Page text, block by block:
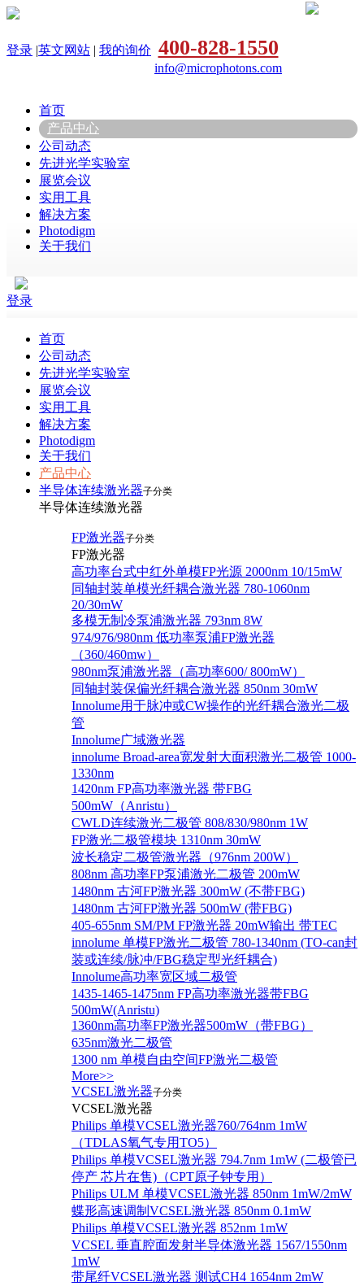
登录 |英文网站 | 我的询价 400-828-1550
info@microphotons.com
首页
产品中心
公司动态
先进光学实验室
展览会议
实用工具
解决方案
Photodigm
关于我们
登录
首页
公司动态
先进光学实验室
展览会议
实用工具
解决方案
Photodigm
关于我们
产品中心
半导体连续激光器子分类
半导体连续激光器
FP激光器子分类
FP激光器
高功率台式中红外单模FP光源 2000nm 10/15mW
同轴封装单模光纤耦合激光器 780-1060nm
20/30mW
多模无制冷泵浦激光器 793nm 8W
974/976/980nm 低功率泵浦FP激光器
（360/460mw）
980nm泵浦激光器（高功率600/ 800mW）
同轴封装保偏光纤耦合激光器 850nm 30mW
Innolume用于脉冲或CW操作的光纤耦合激光二极
管
Innolume广域激光器
innolume Broad-area宽发射大面积激光二极管 1000-
1330nm
1420nm FP高功率激光器 带FBG
500mW（Anristu）
CWLD连续激光二极管 808/830/980nm 1W
FP激光二极管模块 1310nm 30mW
波长稳定二极管激光器（976nm 200W）
808nm 高功率FP泵浦激光二极管 200mW
1480nm 古河FP激光器 300mW (不带FBG)
1480nm 古河FP激光器 500mW (带FBG)
405-655nm SM/PM FP激光器 20mW输出 带TEC
innolume 单模FP激光二极管 780-1340nm (TO-can封
装或连续/脉冲/FBG稳定型光纤耦合)
Innolume高功率宽区域二极管
1435-1465-1475nm FP高功率激光器带FBG
500mW(Anristu)
1360nm高功率FP激光器500mW（带FBG）
635nm激光二极管
1300 nm 单模自由空间FP激光二极管
More>>
VCSEL激光器子分类
VCSEL激光器
Philips 单模VCSEL激光器760/764nm 1mW
（TDLAS氧气专用TO5）
Philips 单模VCSEL激光器 794.7nm 1mW (二极管已
停产 芯片在售)（CPT原子钟专用）
Philips ULM 单模VCSEL激光器 850nm 1mW/2mW
蝶形高速调制VCSEL激光器 850nm 0.1mW
Philips 单模VCSEL激光器 852nm 1mW
VCSEL 垂直腔面发射半导体激光器 1567/1550nm
1mW
带尾纤VCSEL激光器 测试CH4 1654nm 2mW